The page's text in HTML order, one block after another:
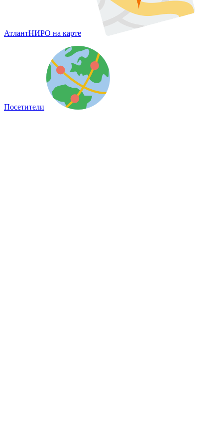
АтлантНИРО на карте
Посетители